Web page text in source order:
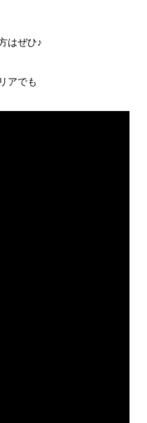
はぜひ♪
アでも